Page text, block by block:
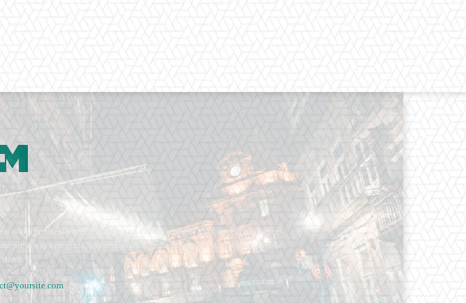
with the latest breaking news and videos straight from the entertainment
are always projects, opportunities. Clothes mean nothing until someone